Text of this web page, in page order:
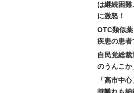
は継続困
に激怒！
OTC類似
疾患の患者
自民党総
のうんこ
「高市中